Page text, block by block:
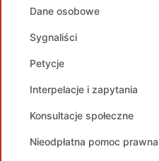
Dane osobowe
Sygnaliści
Petycje
Interpelacje i zapytania
Konsultacje społeczne
Nieodpłatna pomoc prawna